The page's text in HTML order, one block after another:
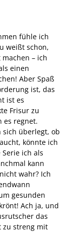
fühle ich
weißt schon,
– ich
einen
Aber Spaß
ist, das
ist es
Frisur zu
es regnet.
sich überlegt, ob
könnte ich
ich als
kann
wahr? Ich
gesunden
Ach ja, und
das
zu streng mit